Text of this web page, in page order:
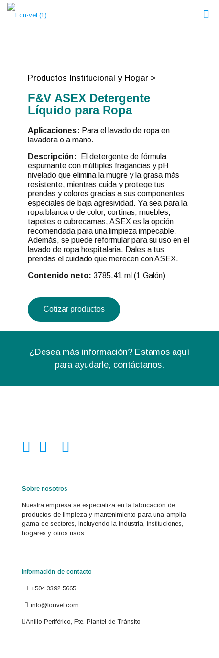
Productos Institucional y Hogar >
F&V ASEX Detergente
Líquido para Ropa
Aplicaciones: Para el lavado de ropa en
lavadora o a mano.
Descripción:
El detergente de fórmula
espumante con múltiples fragancias y pH
nivelado que elimina la mugre y la grasa más
resistente, mientras cuida y protege tus
prendas y colores gracias a sus componentes
especiales de baja agresividad. Ya sea para la
ropa blanca o de color, cortinas, muebles,
tapetes o cubrecamas, ASEX es la opción
recomendada para una limpieza impecable.
Además, se puede reformular para su uso en el
lavado de ropa hospitalaria. Dales a tus
prendas el cuidado que merecen con ASEX.
Contenido neto: 3785.41 ml (1 Galón)
Cotizar productos
¿Desea más información? Estamos aquí
para ayudarle, contáctanos.
Sobre nosotros
Nuestra empresa se especializa en la fabricación de
productos de limpieza y mantenimiento para una amplia
gama de sectores, incluyendo la industria, instituciones,
hogares y otros usos.
Información de contacto
+504 3392 5665
info@fonvel.com
Anillo Periférico, Fte. Plantel de Tránsito